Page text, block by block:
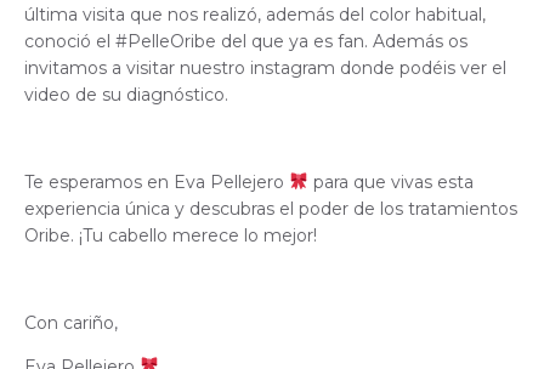
última visita que nos realizó, además del color habitual,
conoció el #PelleOribe del que ya es fan. Además os
invitamos a visitar nuestro instagram donde podéis ver el
video de su diagnóstico.
Te esperamos en Eva Pellejero
para que vivas esta
experiencia única y descubras el poder de los tratamientos
Oribe. ¡Tu cabello merece lo mejor!
Con cariño,